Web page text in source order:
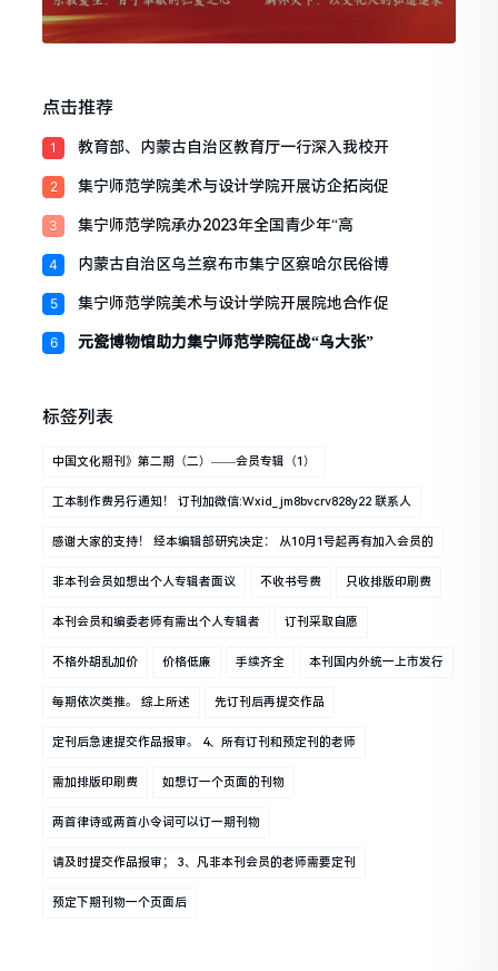
点击推荐
1 教育部、内蒙古自治区教育厅一行深入我校开
2 集宁师范学院美术与设计学院开展访企拓岗促
3 集宁师范学院承办2023年全国青少年“高
4 内蒙古自治区乌兰察布市集宁区察哈尔民俗博
5 集宁师范学院美术与设计学院开展院地合作促
6 元瓷博物馆助力集宁师范学院征战“乌大张”
标签列表
中国文化期刊》第二期（二）——会员专辑（1）
工本制作费另行通知！ 订刊加微信:wxid_jm8bvcrv828y22 联系人
感谢大家的支持！ 经本编辑部研究决定： 从10月1号起再有加入会员的
非本刊会员如想出个人专辑者面议 不收书号费 只收排版印刷费
本刊会员和编委老师有需出个人专辑者 订刊采取自愿
不格外胡乱加价 价格低廉 手续齐全 本刊国内外统一上市发行
每期依次类推。 综上所述 先订刊后再提交作品
定刊后急速提交作品报审。 4、所有订刊和预定刊的老师
需加排版印刷费 如想订一个页面的刊物
两首律诗或两首小令词可以订一期刊物
请及时提交作品报审； 3、凡非本刊会员的老师需要定刊
预定下期刊物一个页面后